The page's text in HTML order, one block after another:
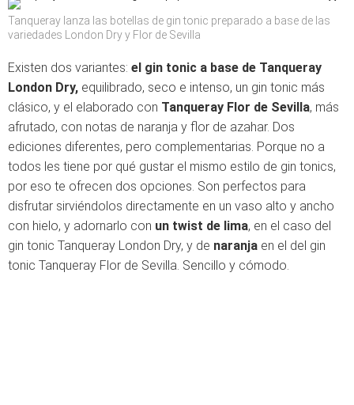
Tanqueray lanza las botellas de gin tonic preparado a base de las
variedades London Dry y Flor de Sevilla
Existen dos variantes: el gin tonic a base de Tanqueray
London Dry, equilibrado, seco e intenso, un gin tonic más
clásico, y el elaborado con Tanqueray Flor de Sevilla, más
afrutado, con notas de naranja y flor de azahar. Dos
ediciones diferentes, pero complementarias. Porque no a
todos les tiene por qué gustar el mismo estilo de gin tonics,
por eso te ofrecen dos opciones. Son perfectos para
disfrutar sirviéndolos directamente en un vaso alto y ancho
con hielo, y adornarlo con un twist de lima, en el caso del
gin tonic Tanqueray London Dry, y de naranja en el del gin
tonic Tanqueray Flor de Sevilla. Sencillo y cómodo.